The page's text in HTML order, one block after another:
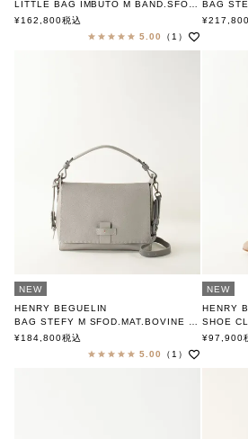
LITTLE BAG IMBUTO M BAND.SFOD. MAT.BOVINE PRINTED MUFLONE/ GESSO
MULTI OMINO
エンリー ベグリン
¥162,800税込
5.00
（1）
BAG STEFY L
MULTI
¥217,800
NEW
HENRY BEGUELIN
BAG STEFY M SFOD.MAT.BOVINE PRINTED MUFLONE /POLVERE
MULTI OMINO
¥184,800税込
5.00
（1）
NEW
HENRY
SHOE
エンリー
¥97,900